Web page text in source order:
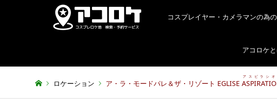
コスプレイヤー・カメラマンの為
アコロケ
ロケーション ア・ラ・モードパレ＆ザ・リゾート EGLISE
アスピラシオ